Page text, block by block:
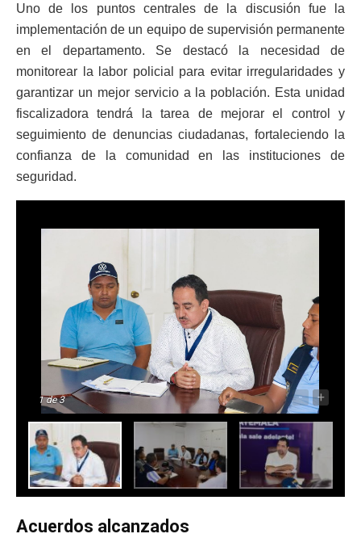
Uno de los puntos centrales de la discusión fue la
implementación de un equipo de supervisión permanente
en el departamento. Se destacó la necesidad de
monitorear la labor policial para evitar irregularidades y
garantizar un mejor servicio a la población. Esta unidad
fiscalizadora tendrá la tarea de mejorar el control y
seguimiento de denuncias ciudadanas, fortaleciendo la
confianza de la comunidad en las instituciones de
seguridad.
1de 3 - +
Acuerdos alcanzados